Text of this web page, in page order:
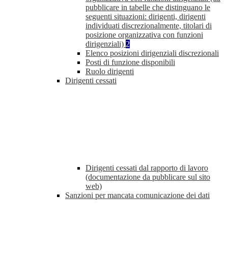
pubblicare in tabelle che distinguano le
seguenti situazioni: dirigenti, dirigenti
individuati discrezionalmente, titolari di
posizione organizzativa con funzioni
dirigenziali) 2
Elenco posizioni dirigenziali discrezionali
Posti di funzione disponibili
Ruolo dirigenti
Dirigenti cessati
Dirigenti cessati dal rapporto di lavoro
(documentazione da pubblicare sul sito
web)
Sanzioni per mancata comunicazione dei dati